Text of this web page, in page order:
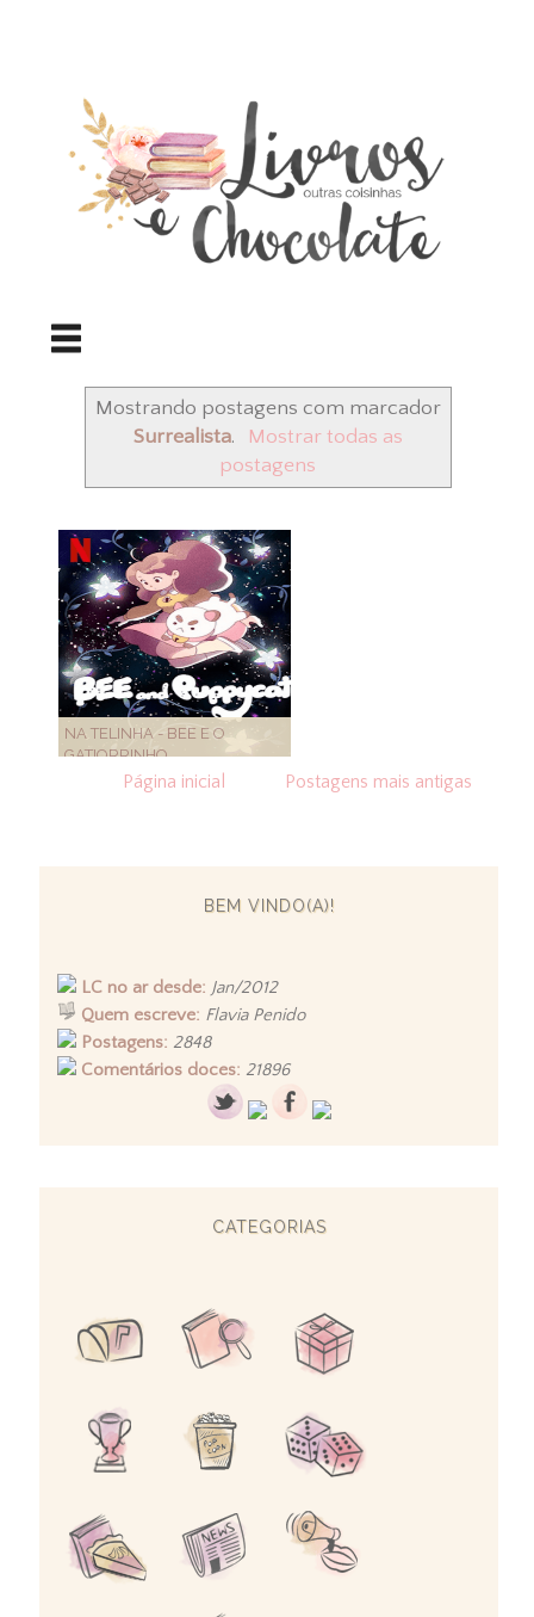
Mostrando postagens com marcador
Surrealista.
Mostrar todas as
postagens
NA TELINHA - BEE E O
GATIORRINHO
Postagens mais antigas
Página inicial
BEM VINDO(A)!
LC no ar desde: Jan/2012
Quem escreve: Flavia Penido
Postagens: 2848
Comentários doces: 21896
CATEGORIAS